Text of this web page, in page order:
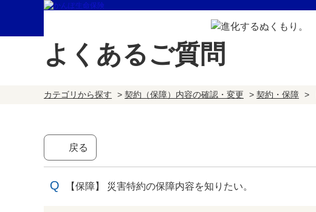
よくあるご質問
カテゴリから探す > 契約（保障）内容の確認・変更 > 契約・保障 >
戻る
【保障】 災害特約の保障内容を知りたい。